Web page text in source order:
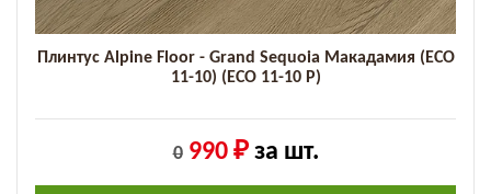
Плинтус Alpine Floor - Grand Sequoia Макадамия (ECO
11-10) (ECO 11-10 P)
0 990 ₽за шт.